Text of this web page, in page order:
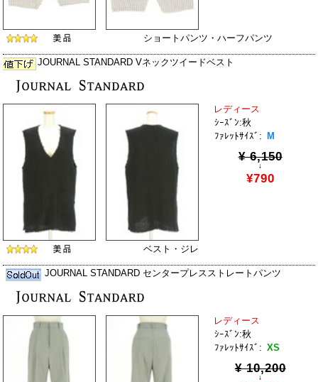
ショートパンツ・ハーフパンツ
JOURNAL STANDARD Vネックツイードベスト
レディース
ｼｰｽﾞﾝ:秋
ﾌｧﾚｯﾄｻｲｽﾞ:
M
¥ 6,150
↓
¥790
ベスト・ジレ
JOURNAL STANDARD センタープレスストレートパンツ
レディース
ｼｰｽﾞﾝ:秋
ﾌｧﾚｯﾄｻｲｽﾞ: XS
¥ 10,200
↓